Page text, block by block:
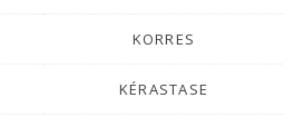
KORRES
KÉRASTASE